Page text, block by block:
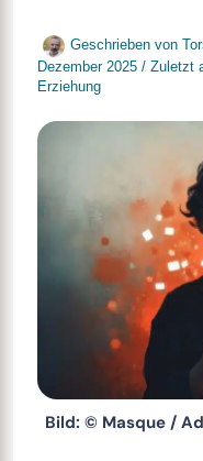
Geschrieben von
Dezember 2025 / Zuletzt
Erziehung
Bild: © Masque /